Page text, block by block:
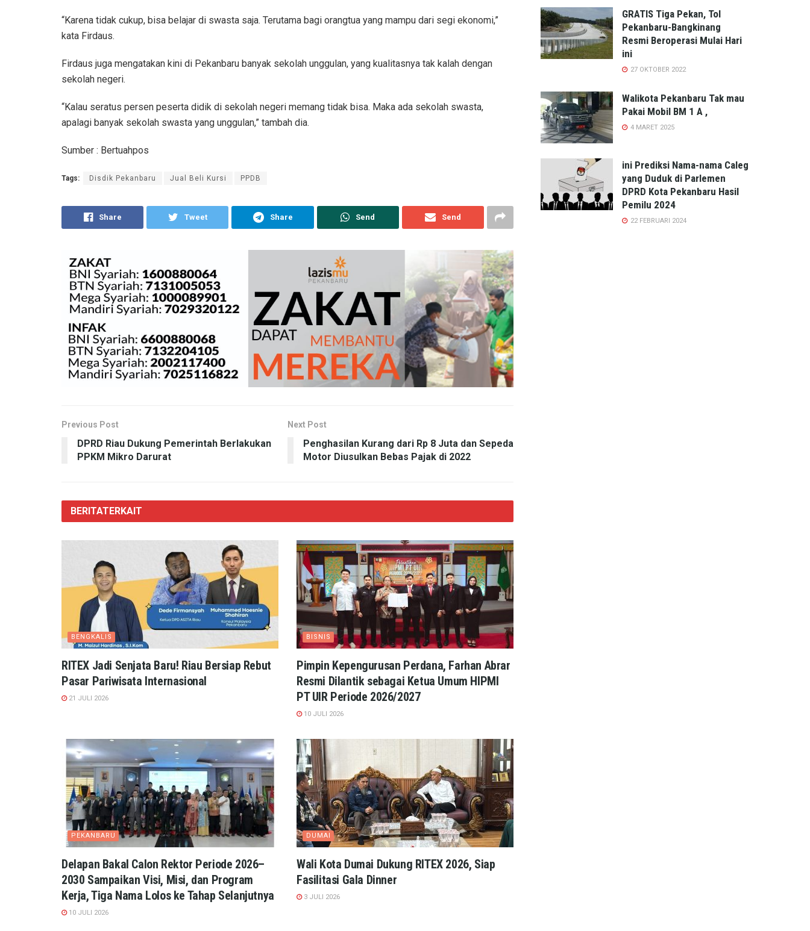
“Karena tidak cukup, bisa belajar di swasta saja. Terutama bagi orangtua yang mampu dari segi ekonomi,”
kata Firdaus.
Firdaus juga mengatakan kini di Pekanbaru banyak sekolah unggulan, yang kualitasnya tak kalah dengan
sekolah negeri.
“Kalau seratus persen peserta didik di sekolah negeri memang tidak bisa. Maka ada sekolah swasta,
apalagi banyak sekolah swasta yang unggulan,” tambah dia.
Sumber : Bertuahpos
Tags: Disdik Pekanbaru Jual Beli Kursi PPDB
Share Tweet Share Send Send
Previous Post
DPRD Riau Dukung Pemerintah Berlakukan
PPKM Mikro Darurat
Next Post
Penghasilan Kurang dari Rp 8 Juta dan Sepeda
Motor Diusulkan Bebas Pajak di 2022
BERITATERKAIT
BENGKALIS
RITEX Jadi Senjata Baru! Riau Bersiap Rebut
Pasar Pariwisata Internasional
21 JULI 2026
BISNIS
Pimpin Kepengurusan Perdana, Farhan Abrar
Resmi Dilantik sebagai Ketua Umum HIPMI
PT UIR Periode 2026/2027
10 JULI 2026
PEKANBARU
Delapan Bakal Calon Rektor Periode 2026–
2030 Sampaikan Visi, Misi, dan Program
Kerja, Tiga Nama Lolos ke Tahap Selanjutnya
10 JULI 2026
DUMAI
Wali Kota Dumai Dukung RITEX 2026, Siap
Fasilitasi Gala Dinner
3 JULI 2026
GRATIS Tiga Pekan, Tol
Pekanbaru-Bangkinang
Resmi Beroperasi Mulai Hari
ini
27 OKTOBER 2022
Walikota Pekanbaru Tak mau
Pakai Mobil BM 1 A ,
4 MARET 2025
ini Prediksi Nama-nama Caleg
yang Duduk di Parlemen
DPRD Kota Pekanbaru Hasil
Pemilu 2024
22 FEBRUARI 2024